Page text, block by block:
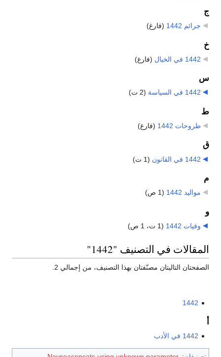
ج
جرائم 1442 (فارغ)
خ
1442 في الخيال (فارغ)
س
1442 في السياسة (2 ت)
ط
طروحات 1442 (فارغ)
ق
1442 في القانون (1 ت)
م
مواليد 1442 (1 ص)
و
وفيات 1442 (1 ت، 1 ص)
المقالات في التصنيف "1442"
الصفحتان التاليتان مصنّفتان بهذا التصنيف، من إجمالي 2.
1442
1442 في الأدب